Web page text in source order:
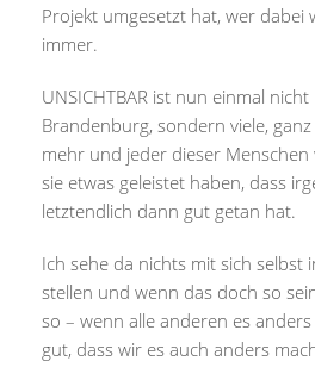
Projekt umgesetzt hat, wer dabei
immer.
UNSICHTBAR ist nun einmal
Brandenburg, sondern viele,
mehr und jeder dieser
sie etwas geleistet haben, dass
letztendlich dann gut getan hat.
Ich sehe da nichts mit sich selbst
stellen und wenn das doch so
so – wenn alle anderen es
gut, dass wir es auch anders